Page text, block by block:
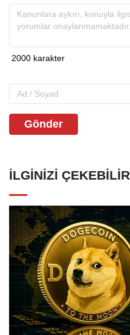
Gönder
İLGINIZI ÇEKEBILIR